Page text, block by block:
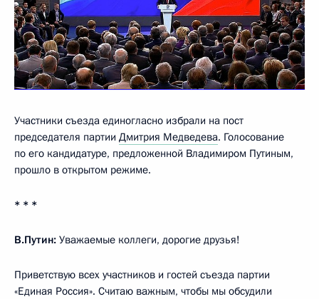
Участники съезда единогласно избрали на пост
председателя партии Дмитрия Медведева. Голосование
по его кандидатуре, предложенной Владимиром Путиным,
прошло в открытом режиме.
* * *
В.Путин: Уважаемые коллеги, дорогие друзья!
Приветствую всех участников и гостей съезда партии
«Единая Россия». Считаю важным, чтобы мы обсудили